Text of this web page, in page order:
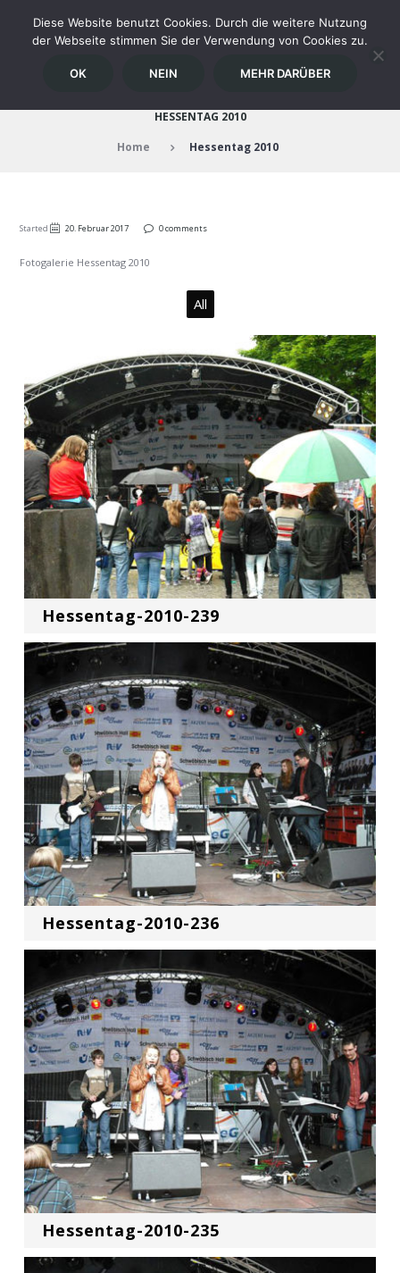
HESSENTAG 2010
Home Hessentag 2010
Started 20. Februar 2017 0 comments
Fotogalerie Hessentag 2010
All
Hessentag-2010-239
Hessentag-2010-236
Hessentag-2010-235
Diese Website benutzt Cookies. Durch die weitere Nutzung
der Webseite stimmen Sie der Verwendung von Cookies zu.
OK NEIN MEHR DARÜBER